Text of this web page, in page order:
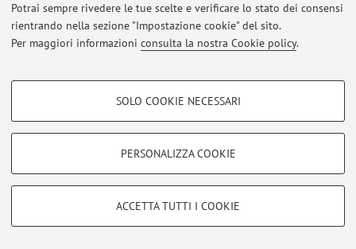
Potrai sempre rivedere le tue scelte e verificare lo stato dei consensi
rientrando nella sezione "Impostazione cookie" del sito.
Per maggiori informazioni consulta la nostra Cookie policy.
COOKIE DI PROFILAZIONE - FACOLTATIVI
COOKIE TECNICI - NECESSARI
Si tratta di cookie tecnici utilizzati, a titolo esemplificativo, per il corretto
SOLO COOKIE NECESSARI
PERSONALIZZA COOKIE
ACCETTA TUTTI I COOKIE